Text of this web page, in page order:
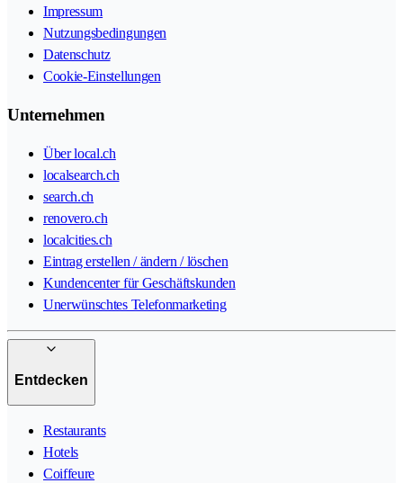
Impressum
Nutzungsbedingungen
Datenschutz
Cookie-Einstellungen
Unternehmen
Über local.ch
localsearch.ch
search.ch
renovero.ch
localcities.ch
Eintrag erstellen / ändern / löschen
Kundencenter für Geschäftskunden
Unerwünschtes Telefonmarketing
Entdecken
Restaurants
Hotels
Coiffeure